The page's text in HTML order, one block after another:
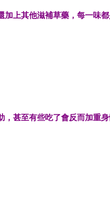
上其他滋補草藥，每一味
甚至有些吃了會反而加重身